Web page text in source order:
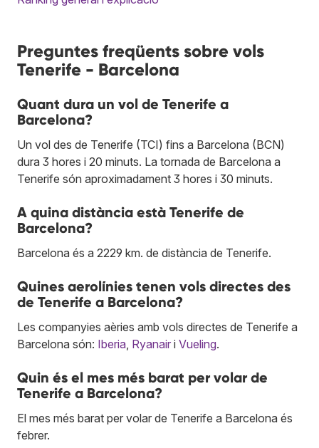
Preguntes freqüents sobre vols
Tenerife - Barcelona
Quant dura un vol de Tenerife a
Barcelona?
Un vol des de Tenerife (TCI) fins a Barcelona (BCN)
dura 3 hores i 20 minuts. La tornada de Barcelona a
Tenerife són aproximadament 3 hores i 30 minuts.
A quina distància està Tenerife de
Barcelona?
Barcelona és a 2229 km. de distància de Tenerife.
Quines aerolínies tenen vols directes des
de Tenerife a Barcelona?
Les companyies aèries amb vols directes de Tenerife a
Barcelona són: Iberia Ryanair i Vueling.
Quin és el mes més barat per volar de
Tenerife a Barcelona?
El mes més barat per volar de Tenerife a Barcelona és
febrer.